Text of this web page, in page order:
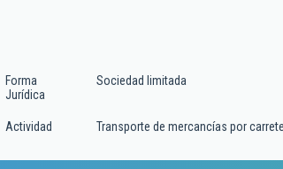
Forma
Jurídica
Sociedad limitada
Actividad Transporte de mercancías por